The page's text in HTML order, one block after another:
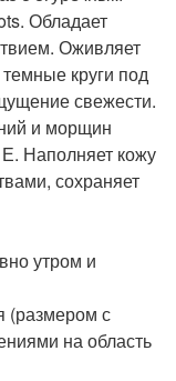
Обладает
Оживляет
темные круги под
свежести.
и морщин
Наполняет кожу
сохраняет
утром и
(размером с
на область